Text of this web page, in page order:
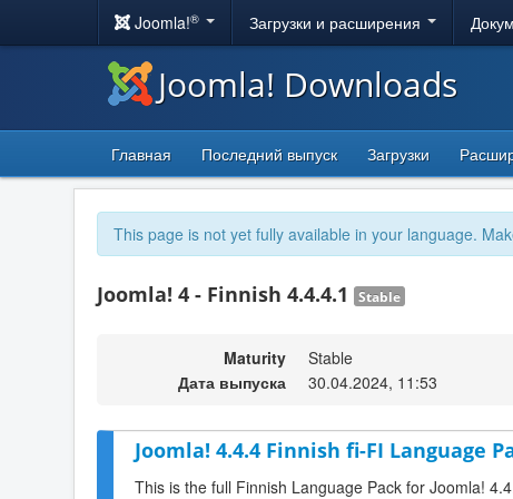
Joomla!® Загрузки и расширения
Joomla! Downloads
Главная Последний выпуск Загрузки
This page is not yet fully available in your language.
Joomla! 4 - Finnish 4.4.4.1 Stable
Maturity
Stable
Дата выпуска
30.04.2024, 11:53
Joomla! 4.4.4 Finnish fi-FI Language
This is the full Finnish Language Pack for Joomla!